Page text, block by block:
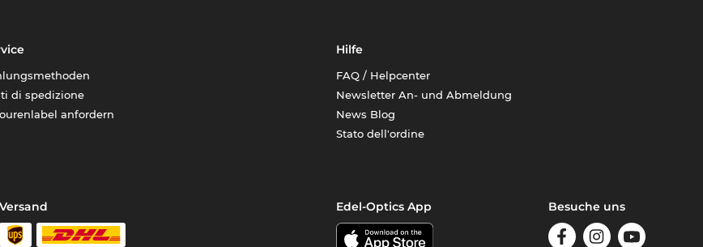
di spedizione
anfordern
Hilfe
FAQ / Helpcenter
Newsletter An- und Abmeldung
News Blog
Stato dell'ordine
Versand Edel-Optics App Besuche uns